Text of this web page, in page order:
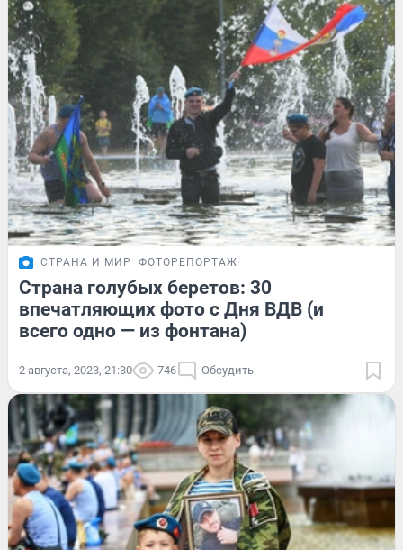
СТРАНА И МИР ФОТОРЕПОРТАЖ
Страна голубых беретов: 30
впечатляющих фото с Дня ВДВ (и
всего одно — из фонтана)
2 августа, 2023, 21:30 746 Обсудить